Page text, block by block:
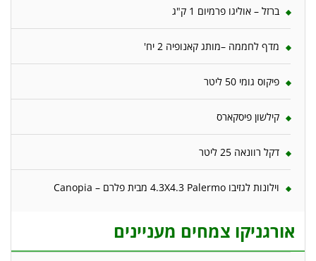
ברזל – אוליגו פרמיום 1 ק"ג
מדף לחממה –מותג קאנופיה 2 יח'
פיקוס גומי 50 ליטר
קילשון פיסקארס
דקל רוונאה 25 ליטר
וילונות לגזיבו 4.3X4.3 Palermo מבית פלרם – Canopia
אורגניקו צמחים מעניינים